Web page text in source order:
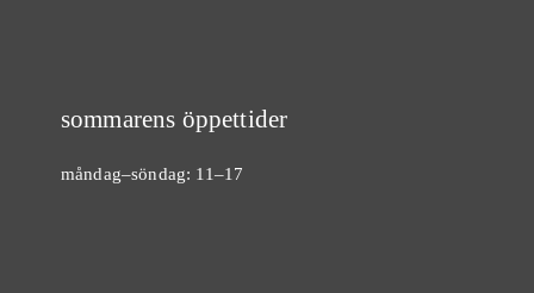
sommarens öppettider
måndag–söndag: 11–17